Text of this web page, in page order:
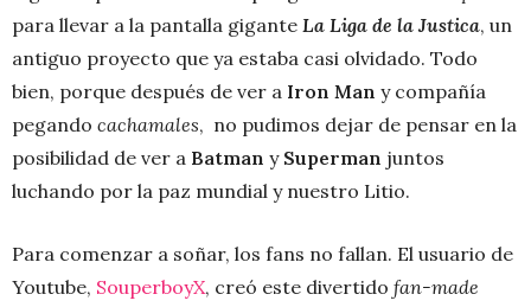
para llevar a la pantalla gigante La Liga de la Justica, un
antiguo proyecto que ya estaba casi olvidado. Todo
bien, porque después de ver a Iron Man y compañía
pegando cachamales, no pudimos dejar de pensar en la
posibilidad de ver a Batman y Superman juntos
luchando por la paz mundial y nuestro Litio.
Para comenzar a soñar, los fans no fallan. El usuario de
Youtube, SouperboyX, creó este divertido fan-made